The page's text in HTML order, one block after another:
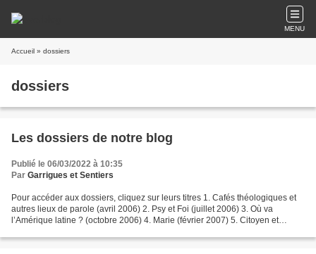
MENU
Accueil » dossiers
dossiers
Les dossiers de notre blog
Publié le 06/03/2022 à 10:35
Par Garrigues et Sentiers
Pour accéder aux dossiers, cliquez sur leurs titres 1. Cafés théologiques et
autres lieux de parole (avril 2006) 2. Psy et Foi (juillet 2006) 3. Où va
l’Amérique latine ? (octobre 2006) 4. Marie (février 2007) 5. Citoyen et